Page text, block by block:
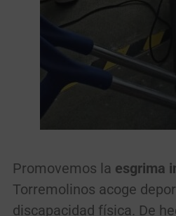
Promovemos la esgrima
Torremolinos acoge
discapacidad física. De